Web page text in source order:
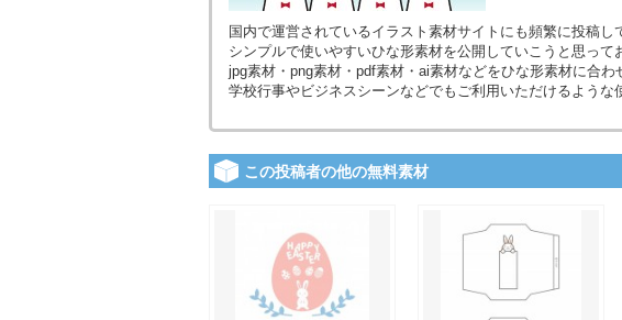
国内で運営されているイラスト素材サイトにも頻繁に投稿し
シンプルで使いやすいひな形素材を公開していこうと思って
jpg素材・png素材・pdf素材・ai素材などをひな形素材に合わ
学校行事やビジネスシーンなどでもご利用いただけるような
この投稿者の他の無料素材